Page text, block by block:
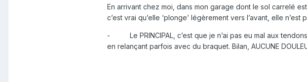
En arrivant chez moi, dans mon garage dont le sol carrelé
c’est vrai qu’elle ‘plonge’ légèrement vers l’avant, elle n’est
- Le PRINCIPAL, c’est que je n’ai pas eu mal aux
en relançant parfois avec du braquet. Bilan, AUCUNE